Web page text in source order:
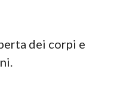
dei corpi e